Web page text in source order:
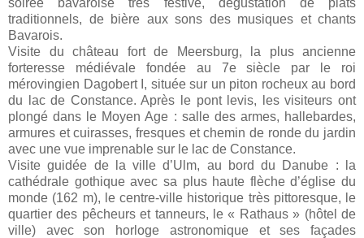
soirée bavaroise très festive, dégustation de plats
traditionnels, de bière aux sons des musiques et chants
Bavarois.
Visite du château fort de Meersburg, la plus ancienne
forteresse médiévale fondée au 7e siècle par le roi
mérovingien Dagobert I, située sur un piton rocheux au bord
du lac de Constance. Après le pont levis, les visiteurs ont
plongé dans le Moyen Age : salle des armes, hallebardes,
armures et cuirasses, fresques et chemin de ronde du jardin
avec une vue imprenable sur le lac de Constance.
Visite guidée de la ville d’Ulm, au bord du Danube : la
cathédrale gothique avec sa plus haute flèche d’église du
monde (162 m), le centre-ville historique très pittoresque, le
quartier des pêcheurs et tanneurs, le « Rathaus » (hôtel de
ville) avec son horloge astronomique et ses façades